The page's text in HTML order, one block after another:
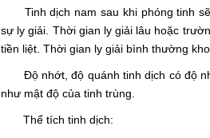
Tinh dịch nam sau khi phóng tinh
sự ly giải. Thời gian ly giải lâu hoặc
tiền liệt. Thời gian ly giải bình thường
Độ nhớt, độ quánh tinh dịch có độ
như mật độ của tinh trùng.
Thể tích tinh dịch: